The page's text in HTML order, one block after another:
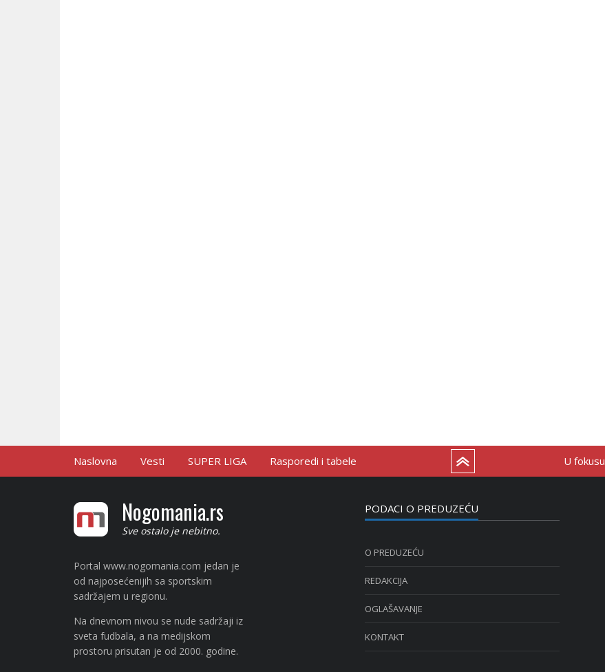
Naslovna Vesti SUPER LIGA Rasporedi i tabele U fokusu
Nogomania.rs
Sve ostalo je nebitno.
Portal www.nogomania.com jedan je
od najposećenijih sa sportskim
sadržajem u regionu.
Na dnevnom nivou se nude sadržaji iz
sveta fudbala, a na medijskom
prostoru prisutan je od 2000. godine.
PODACI O PREDUZEĆU
O PREDUZEĆU
REDAKCIJA
OGLAŠAVANJE
KONTAKT